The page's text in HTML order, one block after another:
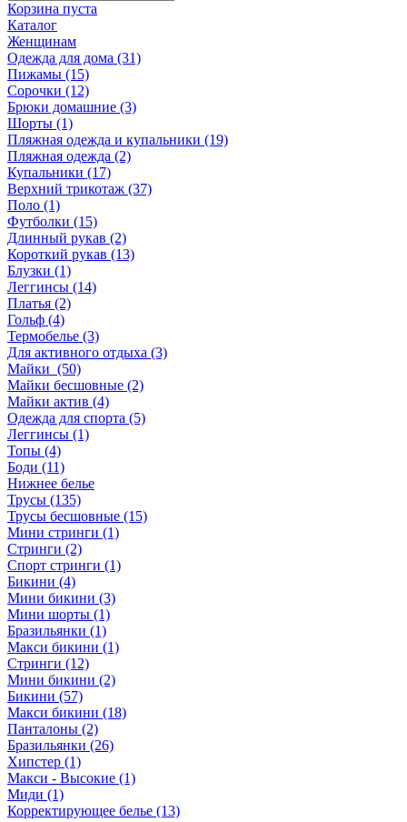
Корзина пуста
Каталог
Женщинам
Одежда для дома (31)
Пижамы (15)
Сорочки (12)
Брюки домашние (3)
Шорты (1)
Пляжная одежда и купальники (19)
Пляжная одежда (2)
Купальники (17)
Верхний трикотаж (37)
Поло (1)
Футболки (15)
Длинный рукав (2)
Короткий рукав (13)
Блузки (1)
Леггинсы (14)
Платья (2)
Гольф (4)
Термобелье (3)
Для активного отдыха (3)
Майки (50)
Майки бесшовные (2)
Майки актив (4)
Одежда для спорта (5)
Леггинсы (1)
Топы (4)
Боди (11)
Нижнее белье
Трусы (135)
Трусы бесшовные (15)
Мини стринги (1)
Стринги (2)
Спорт стринги (1)
Бикини (4)
Мини бикини (3)
Мини шорты (1)
Бразильянки (1)
Макси бикини (1)
Стринги (12)
Мини бикини (2)
Бикини (57)
Макси бикини (18)
Панталоны (2)
Бразильянки (26)
Хипстер (1)
Макси - Высокие (1)
Миди (1)
Корректирующее белье (13)